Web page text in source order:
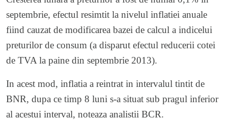
septembrie, efectul resimtit la nivelul inflatiei anuale
fiind cauzat de modificarea bazei de calcul a indicelui
preturilor de consum (a disparut efectul reducerii cotei
de TVA la paine din septembrie 2013).
In acest mod, inflatia a reintrat in intervalul tintit de
BNR, dupa ce timp 8 luni s-a situat sub pragul inferior
al acestui interval, noteaza analistii BCR.